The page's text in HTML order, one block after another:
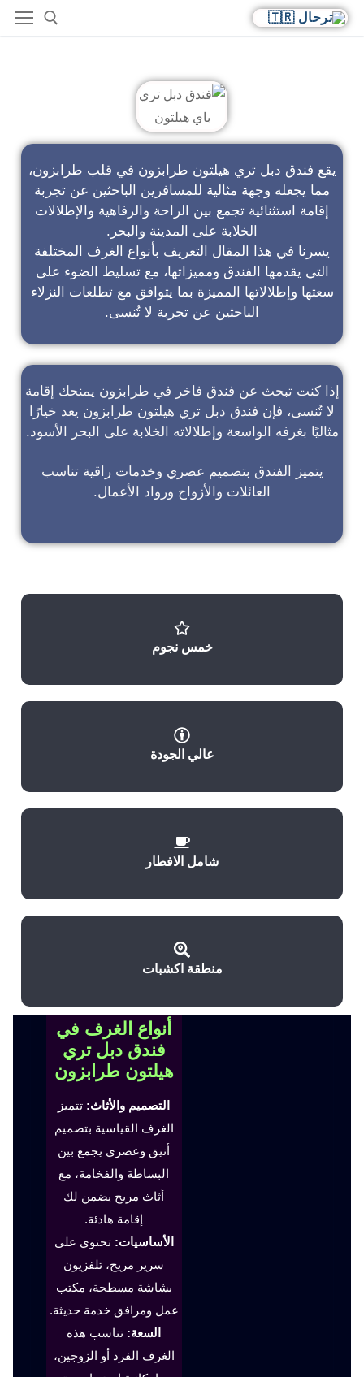
يقع فندق دبل تري هيلتون طرابزون في قلب طرابزون،
مما يجعله وجهة مثالية للمسافرين الباحثين عن تجربة
إقامة استثنائية تجمع بين الراحة والرفاهية والإطلالات
الخلابة على المدينة والبحر.
يسرنا في هذا المقال التعريف بأنواع الغرف المختلفة
التي يقدمها الفندق ومميزاتها، مع تسليط الضوء على
سعتها وإطلالاتها المميزة بما يتوافق مع تطلعات النزلاء
الباحثين عن تجربة لا تُنسى.
إذا كنت تبحث عن فندق فاخر في طرابزون يمنحك إقامة
لا تُنسى، فإن فندق دبل تري هيلتون طرابزون يعد خيارًا
مثاليًا بغرفه الواسعة وإطلالاته الخلابة على البحر الأسود.
يتميز الفندق بتصميم عصري وخدمات راقية تناسب
العائلات والأزواج ورواد الأعمال.
خمس نجوم
عالي الجودة
شامل الافطار
منطقة اكشبات
أنواع الغرف في
فندق دبل تري
هيلتون طرابزون
التصميم والأثاث: تتميز
الغرف القياسية بتصميم
أنيق وعصري يجمع بين
البساطة والفخامة، مع
أثاث مريح يضمن لك
إقامة هادئة.
الأساسيات: تحتوي على
سرير مريح، تلفزيون
بشاشة مسطحة، مكتب
عمل ومرافق خدمة حديثة.
السعة: تناسب هذه
الغرف الفرد أو الزوجين،